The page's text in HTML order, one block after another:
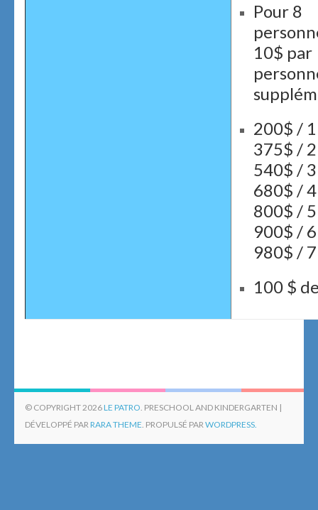
Pour 8
10$ par
200$ /
375$ /
540$ /
680$ /
800$ /
900$ /
980$ /
100 $
© COPYRIGHT 2026LE PATRO. PRESCHOOL AND KINDERGARTEN |
DÉVELOPPÉ PARRARA THEME. PROPULSÉ PARWORDPRESS.